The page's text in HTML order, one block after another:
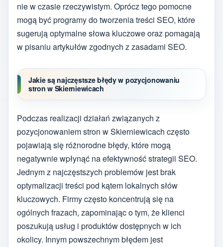
nie w czasie rzeczywistym. Oprócz tego pomocne
mogą być programy do tworzenia treści SEO, które
sugerują optymalne słowa kluczowe oraz pomagają
w pisaniu artykułów zgodnych z zasadami SEO.
Jakie są najczęstsze błędy w pozycjonowaniu
stron w Skierniewicach
Podczas realizacji działań związanych z
pozycjonowaniem stron w Skierniewicach często
pojawiają się różnorodne błędy, które mogą
negatywnie wpłynąć na efektywność strategii SEO.
Jednym z najczęstszych problemów jest brak
optymalizacji treści pod kątem lokalnych słów
kluczowych. Firmy często koncentrują się na
ogólnych frazach, zapominając o tym, że klienci
poszukują usług i produktów dostępnych w ich
okolicy. Innym powszechnym błędem jest